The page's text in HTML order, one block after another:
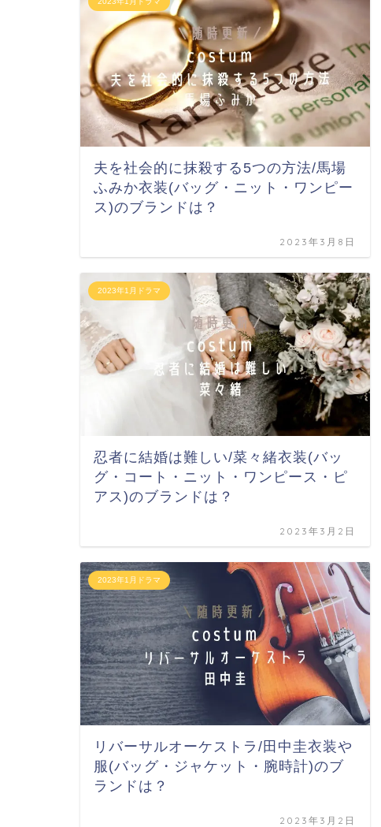
夫を社会的に抹殺する5つの方法/馬場
ふみか衣装(バッグ・ニット・ワンピー
ス)のブランドは？
2023年3月8日
2023年1月ドラマ
忍者に結婚は難しい/菜々緒衣装(バッ
グ・コート・ニット・ワンピース・ピ
アス)のブランドは？
2023年3月2日
2023年1月ドラマ
リバーサルオーケストラ/田中圭衣装や
服(バッグ・ジャケット・腕時計)のブ
ランドは？
2023年3月2日